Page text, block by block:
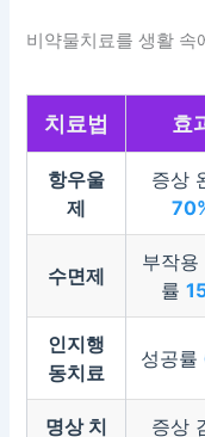
비약물치료를 생활 속
치료법 효
항우울
제
증상
수면제
부작용
률
인지행
동치료
성공률
명상 치
증상